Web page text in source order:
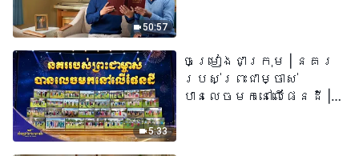
50:57
5:33
ចម្រៀងជាក្រុម | នគរ
របស់ព្រះជាម្ចាស់
បានលេចមកនៅលើផែនដី |